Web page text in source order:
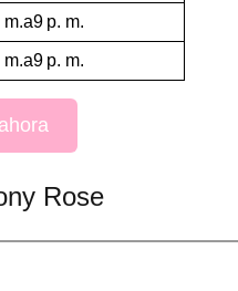
m.a9 p. m.
m.a9 p. m.
Rose